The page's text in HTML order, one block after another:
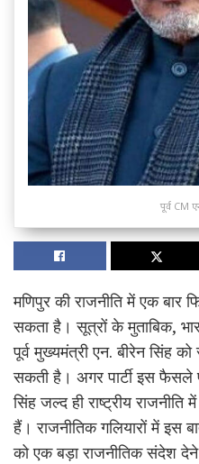
पूर्व CM
मणिपुर की राजनीति में एक
सकता है। सूत्रों के मुताबिक,
पूर्व मुख्यमंत्री एन. बीरेन सिंह
सकती है। अगर पार्टी इस फैसले
सिंह जल्द ही राष्ट्रीय
हैं। राजनीतिक गलियारों में इस
को एक बड़ा राजनीतिक संदेश